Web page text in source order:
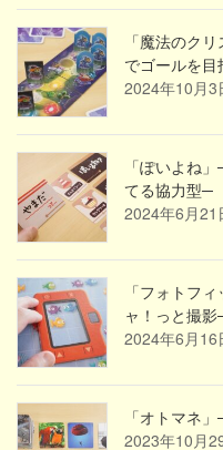
「魔法のク
でゴールを
2024年10月3
「ぽいよね
てる協力型─
2024年6月21
「フォトフ
ャ！っと撮
2024年6月16
「オトマネ
2023年10月